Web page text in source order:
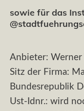
sowie für das
Anbieter: Werner
Sitz der Firma:
Bundesrepublik
Ust-Idnr.: wird